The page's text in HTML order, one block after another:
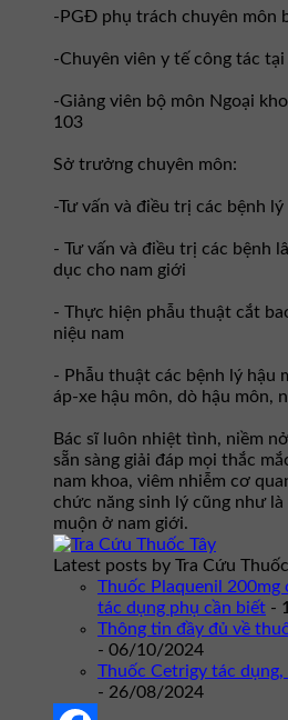
-PGĐ phụ trách chuyên môn
-Chuyên viên y tế công tác tại
-Giảng viên bộ môn Ngoại
103
Sở trưởng chuyên môn:
-Tư vấn và điều trị các bệnh lý
- Tư vấn và điều trị các bệnh
dục cho nam giới
- Thực hiện phẫu thuật cắt
niệu nam
- Phẫu thuật các bệnh lý hậu
áp-xe hậu môn, dò hậu môn,
Bác sĩ luôn nhiệt tình, niềm
sẵn sàng giải đáp mọi thắc
nam khoa, viêm nhiễm cơ
chức năng sinh lý cũng như
muộn ở nam giới.
Latest posts by Tra Cứu
Thuốc Plaquenil 200mg
tác dụng phụ cần biết -
Thông tin đầy đủ về
- 06/10/2024
Thuốc Cetrigy tác dụng,
- 26/08/2024